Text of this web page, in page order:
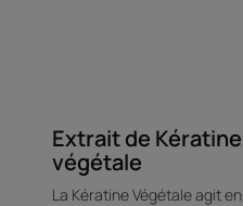
Extrait de Kératine
végétale
La Kératine Végétale agit en